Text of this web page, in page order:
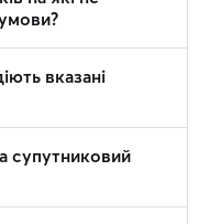
вказані
супутниковий